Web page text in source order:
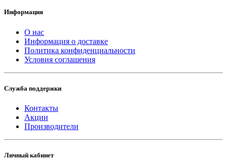
Информация
О нас
Информация о доставке
Политика конфиденциальности
Условия соглашения
Служба поддержки
Контакты
Акции
Производители
Личный кабинет